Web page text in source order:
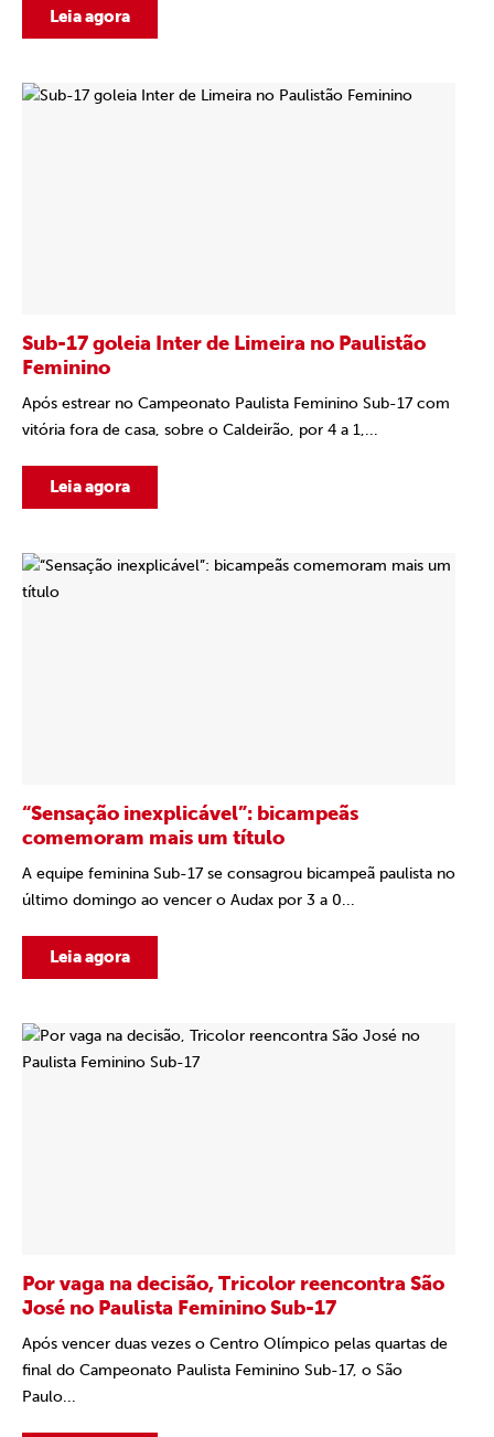
Leia agora
Sub-17 goleia Inter de Limeira no Paulistão
Feminino
Após estrear no Campeonato Paulista Feminino Sub-17 com
vitória fora de casa, sobre o Caldeirão, por 4 a 1,...
Leia agora
“Sensação inexplicável”: bicampeãs
comemoram mais um título
A equipe feminina Sub-17 se consagrou bicampeã paulista no
último domingo ao vencer o Audax por 3 a 0...
Leia agora
Por vaga na decisão, Tricolor reencontra São
José no Paulista Feminino Sub-17
Após vencer duas vezes o Centro Olímpico pelas quartas de
final do Campeonato Paulista Feminino Sub-17, o São
Paulo...